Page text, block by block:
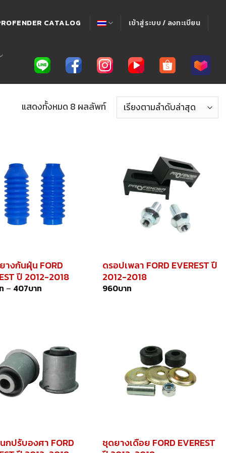
CATALOG เข้าสู่ระบบ / ลงทะเบียน
แสดงทั้งหมด 8 ผลลัพท์
างกันฝุ่น FORD
ปี 2012-2018
– 407บาท
ดรอปเพลา FORD EVEREST ปี
2012-2018
960บาท
กปรับองศา FORD
ชุดยางเดือย FORD EVEREST